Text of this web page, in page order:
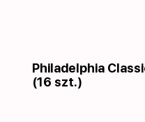
Philadelphia
(16 szt.)